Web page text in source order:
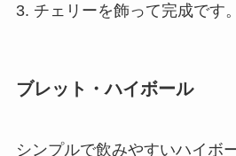
3. チェリーを飾って完成です。
ブレット・ハイボール
シンプルで飲みやすいハイボ